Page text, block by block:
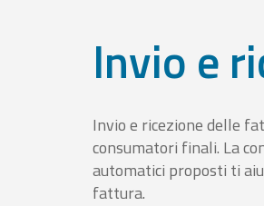
Invio e
Invio e ricezione delle
consumatori finali. La
automatici proposti ti
fattura.